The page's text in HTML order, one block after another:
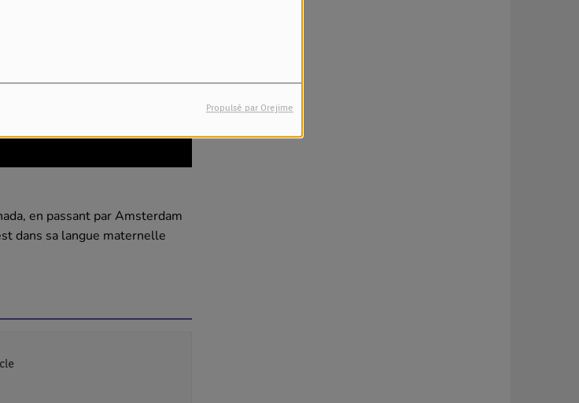
Propulsé par Orejime
en passant par Amsterdam
dans sa langue maternelle